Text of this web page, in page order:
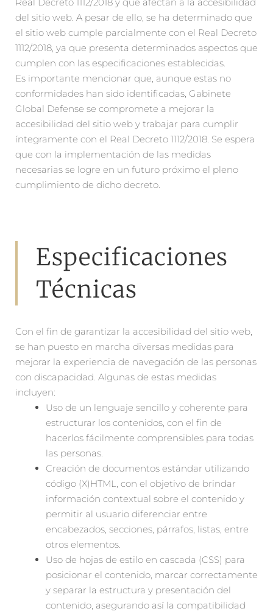
Real Decreto 1112/2018 y que afectan a la accesibilidad
del sitio web. A pesar de ello, se ha determinado que
el sitio web cumple parcialmente con el Real Decreto
1112/2018, ya que presenta determinados aspectos que
cumplen con las especificaciones establecidas.
Es importante mencionar que, aunque estas no
conformidades han sido identificadas, Gabinete
Global Defense se compromete a mejorar la
accesibilidad del sitio web y trabajar para cumplir
íntegramente con el Real Decreto 1112/2018. Se espera
que con la implementación de las medidas
necesarias se logre en un futuro próximo el pleno
cumplimiento de dicho decreto.
Especificaciones
Técnicas
Con el fin de garantizar la accesibilidad del sitio web,
se han puesto en marcha diversas medidas para
mejorar la experiencia de navegación de las personas
con discapacidad. Algunas de estas medidas
incluyen:
Uso de un lenguaje sencillo y coherente para
estructurar los contenidos, con el fin de
hacerlos fácilmente comprensibles para todas
las personas.
Creación de documentos estándar utilizando
código (X)HTML, con el objetivo de brindar
información contextual sobre el contenido y
permitir al usuario diferenciar entre
encabezados, secciones, párrafos, listas, entre
otros elementos.
Uso de hojas de estilo en cascada (CSS) para
posicionar el contenido, marcar correctamente
y separar la estructura y presentación del
contenido, asegurando así la compatibilidad